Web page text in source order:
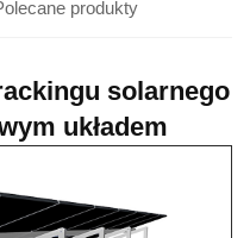
produkty
solarnego
układem